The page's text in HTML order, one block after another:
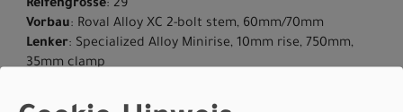
Reifengrösse: 29
Vorbau: Roval Alloy XC 2-bolt stem, 60mm/70mm
Lenker: Specialized Alloy Minirise, 10mm rise, 750mm,
35mm clamp
Sattel
: Body Geometry Power Comp, chrome alloy rails